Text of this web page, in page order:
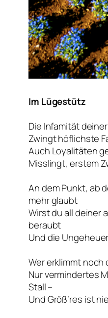
Im Lügestütz
Die Infamität
Zwingt höflichste
Auch Loyalitäten
Misslingt, erstem
An dem Punkt, ab
mehr glaubt
Wirst du all deiner
beraubt
Und die
Wer erklimmt noch
Nur vermindertes
Stall –
Und Größ’res ist